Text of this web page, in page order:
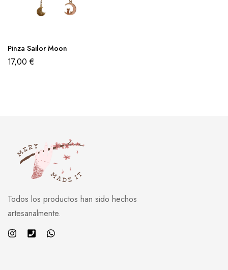
Pinza Sailor Moon
17,00€
Todos los productos han sido hechos
artesanalmente.